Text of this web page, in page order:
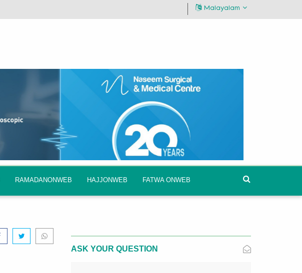
Malayalam
RAMADANONWEB HAJJONWEB FATWA ONWEB
ASK YOUR QUESTION